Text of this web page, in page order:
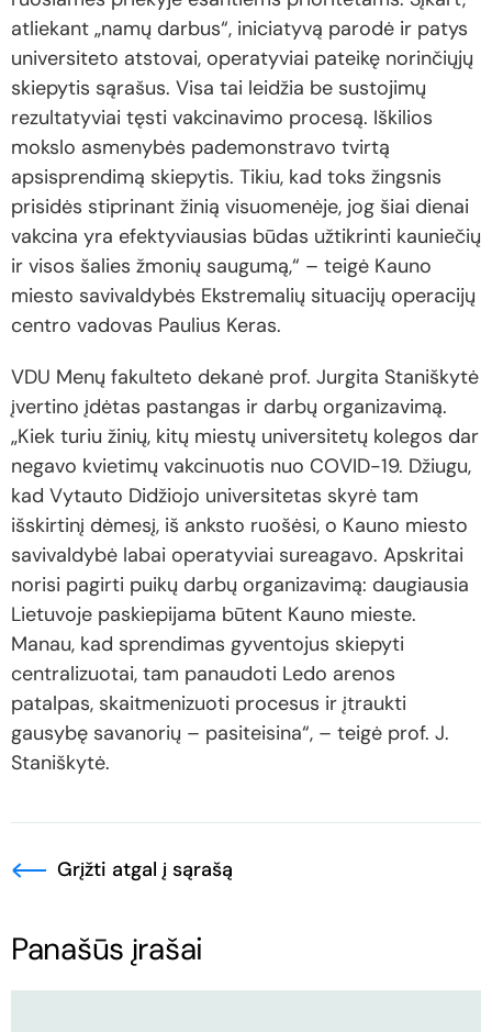
atliekant „namų darbus“, iniciatyvą parodė ir patys
universiteto atstovai, operatyviai pateikę norinčiųjų
skiepytis sąrašus. Visa tai leidžia be sustojimų
rezultatyviai tęsti vakcinavimo procesą. Iškilios
mokslo asmenybės pademonstravo tvirtą
apsisprendimą skiepytis. Tikiu, kad toks žingsnis
prisidės stiprinant žinią visuomenėje, jog šiai dienai
vakcina yra efektyviausias būdas užtikrinti kauniečių
ir visos šalies žmonių saugumą,“ – teigė Kauno
miesto savivaldybės Ekstremalių situacijų operacijų
centro vadovas Paulius Keras.
VDU Menų fakulteto dekanė prof. Jurgita Staniškytė
įvertino įdėtas pastangas ir darbų organizavimą.
„Kiek turiu žinių, kitų miestų universitetų kolegos dar
negavo kvietimų vakcinuotis nuo COVID-19. Džiugu,
kad Vytauto Didžiojo universitetas skyrė tam
išskirtinį dėmesį, iš anksto ruošėsi, o Kauno miesto
savivaldybė labai operatyviai sureagavo. Apskritai
norisi pagirti puikų darbų organizavimą: daugiausia
Lietuvoje paskiepijama būtent Kauno mieste.
Manau, kad sprendimas gyventojus skiepyti
centralizuotai, tam panaudoti Ledo arenos
patalpas, skaitmenizuoti procesus ir įtraukti
gausybę savanorių – pasiteisina“, – teigė prof. J.
Staniškytė.
Grįžti atgal į sąrašą
Panašūs įrašai